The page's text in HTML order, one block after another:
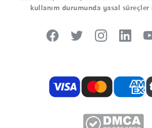
kullanım durumunda yasal